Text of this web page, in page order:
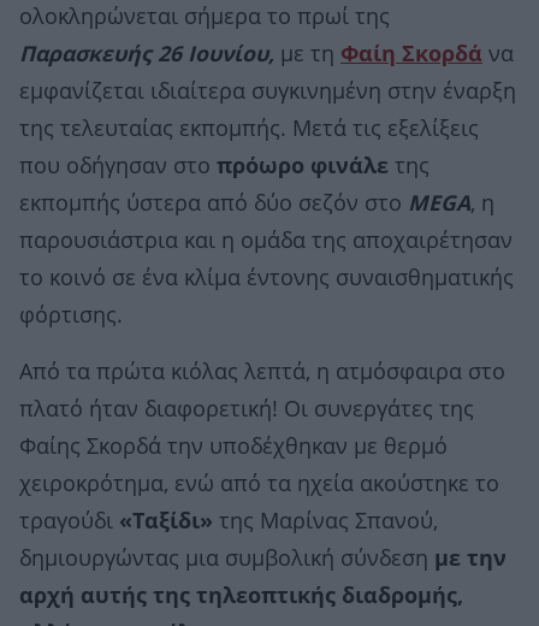
ολοκληρώνεται σήμερα το πρωί της
Παρασκευής 26 Ιουνίου, με τη Φαίη Σκορδά να
εμφανίζεται ιδιαίτερα συγκινημένη στην έναρξη
της τελευταίας εκπομπής. Μετά τις εξελίξεις
που οδήγησαν στο πρόωρο φινάλε της
εκπομπής ύστερα από δύο σεζόν στο MEGA, η
παρουσιάστρια και η ομάδα της αποχαιρέτησαν
το κοινό σε ένα κλίμα έντονης συναισθηματικής
φόρτισης.
Από τα πρώτα κιόλας λεπτά, η ατμόσφαιρα στο
πλατό ήταν διαφορετική! Οι συνεργάτες της
Φαίης Σκορδά την υποδέχθηκαν με θερμό
χειροκρότημα, ενώ από τα ηχεία ακούστηκε το
τραγούδι «Ταξίδι» της Μαρίνας Σπανού,
δημιουργώντας μια συμβολική σύνδεση με την
αρχή αυτής της τηλεοπτικής διαδρομής,